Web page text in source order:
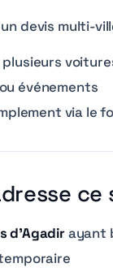
devis multi-
plusieurs
événements
via le
d’Agadirayant